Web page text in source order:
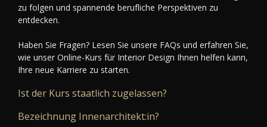
zu folgen und spannende berufliche Perspektiven zu
entdecken.
Haben Sie Fragen? Lesen Sie unsere FAQs und erfahren Sie,
wie unser Online-Kurs für Interior Design Ihnen helfen kann,
Ihre neue Karriere zu starten.
Ist der Kurs staatlich zugelassen?
Bezeichnung Innenarchitekt:in?